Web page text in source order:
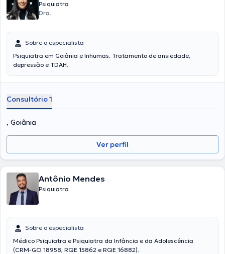
Psiquiatra
Dra.
Sobre o especialista
Psiquiatra em Goiânia e Inhumas. Tratamento de ansiedade,
depressão e TDAH.
Consultório 1
, Goiânia
Ver perfil
Antônio Mendes
Psiquiatra
Sobre o especialista
Médico Psiquiatra e Psiquiatra da Infância e da Adolescência
(CRM-GO 18958, RQE 15862 e RQE 16882).